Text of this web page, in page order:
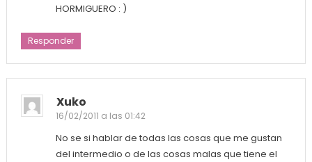
HORMIGUERO : )
Responder
Xuko
16/02/2011 a las 01:42
No se si hablar de todas las cosas que me gustan
del intermedio o de las cosas malas que tiene el